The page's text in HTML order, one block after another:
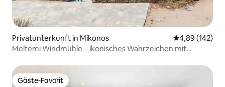
Privatunterkunft in Míkonos
4,89 (142)
Meltemi Windmühle – ikonisches Wahrzeichen mit
Gäste-Favorit
Gäste-Favorit